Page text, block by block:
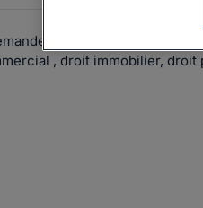
de consultations en
, droit immobilier, droit